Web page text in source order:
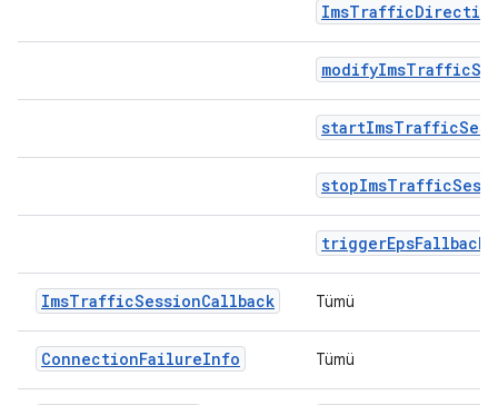
triggerEpsFallback
ImsTrafficSessionCallback Tümü
ConnectionFailureInfo Tümü